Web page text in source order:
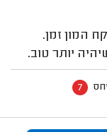
המון זמן.
יותר טוב.
7